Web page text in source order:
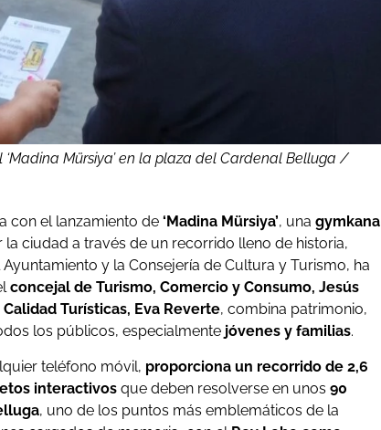
Mürsiya’ en la plaza del Cardenal Belluga /
con el lanzamiento de ‘Madina Mürsiya’, una gymkana
ciudad a través de un recorrido lleno de historia,
y la Consejería de Cultura y Turismo, ha
concejal de Turismo, Comercio y Consumo, Jesús
Turísticas, Eva Reverte, combina patrimonio,
los públicos, especialmente jóvenes y familias.
teléfono móvil, proporciona un recorrido de 2,6
interactivos que deben resolverse en unos 90
, uno de los puntos más emblemáticos de la